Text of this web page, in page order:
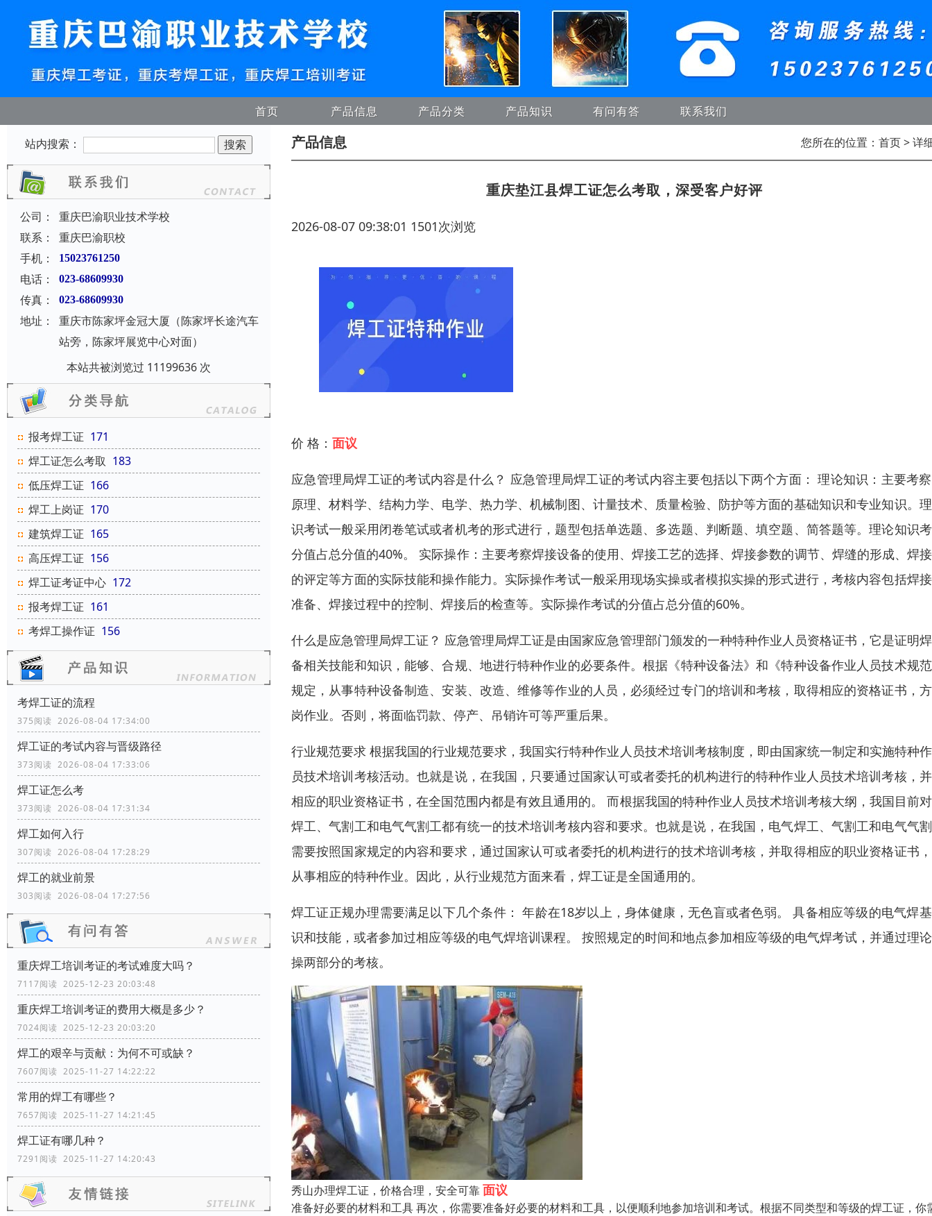
首页 产品信息 产品分类 产品知识 有问有答 联系我们
站内搜索：
公司：
重庆巴渝职业技术学校
联系：
重庆巴渝职校
手机：
15023761250
电话： 023-68609930
传真： 023-68609930
地址：
重庆市陈家坪金冠大厦（陈家坪长途汽车
站旁，陈家坪展览中心对面）
本站共被浏览过 11199636 次
报考焊工证 171
焊工证怎么考取 183
低压焊工证 166
焊工上岗证 170
建筑焊工证 165
高压焊工证 156
焊工证考证中心 172
报考焊工证 161
考焊工操作证 156
考焊工证的流程
375阅读 2026-08-04 17:34:00
焊工证的考试内容与晋级路径
373阅读 2026-08-04 17:33:06
焊工证怎么考
373阅读 2026-08-04 17:31:34
焊工如何入行
307阅读 2026-08-04 17:28:29
焊工的就业前景
303阅读 2026-08-04 17:27:56
重庆焊工培训考证的考试难度大吗？
7117阅读 2025-12-23 20:03:48
重庆焊工培训考证的费用大概是多少？
7024阅读 2025-12-23 20:03:20
焊工的艰辛与贡献：为何不可或缺？
7607阅读 2025-11-27 14:22:22
常用的焊工有哪些？
7657阅读 2025-11-27 14:21:45
焊工证有哪几种？
7291阅读 2025-11-27 14:20:43
产品信息 您所在的位置： 首页> 详
重庆垫江县焊工证怎么考取，深受客户好评
2026-08-07 09:38:01 1501次浏览
价 格： 面议
应急管理局焊工证的考试内容是什么？ 应急管理局焊工证的考试内容主要包括以下两个方面： 理论知识：主要考
原理、材料学、结构力学、电学、热力学、机械制图、计量技术、质量检验、防护等方面的基础知识和专业知识。
识考试一般采用闭卷笔试或者机考的形式进行，题型包括单选题、多选题、判断题、填空题、简答题等。理论知识
分值占总分值的40%。 实际操作：主要考察焊接设备的使用、焊接工艺的选择、焊接参数的调节、焊缝的形成、焊
的评定等方面的实际技能和操作能力。实际操作考试一般采用现场实操或者模拟实操的形式进行，考核内容包括焊
准备、焊接过程中的控制、焊接后的检查等。实际操作考试的分值占总分值的60%。
什么是应急管理局焊工证？ 应急管理局焊工证是由国家应急管理部门颁发的一种特种作业人员资格证书，它是证明
备相关技能和知识，能够、合规、地进行特种作业的必要条件。根据《特种设备法》和《特种设备作业人员技术规
规定，从事特种设备制造、安装、改造、维修等作业的人员，必须经过专门的培训和考核，取得相应的资格证书，
岗作业。否则，将面临罚款、停产、吊销许可等严重后果。
行业规范要求 根据我国的行业规范要求，我国实行特种作业人员技术培训考核制度，即由国家统一制定和实施特种
员技术培训考核活动。也就是说，在我国，只要通过国家认可或者委托的机构进行的特种作业人员技术培训考核，
相应的职业资格证书，在全国范围内都是有效且通用的。 而根据我国的特种作业人员技术培训考核大纲，我国目前
焊工、气割工和电气气割工都有统一的技术培训考核内容和要求。也就是说，在我国，电气焊工、气割工和电气气
需要按照国家规定的内容和要求，通过国家认可或者委托的机构进行的技术培训考核，并取得相应的职业资格证书
从事相应的特种作业。因此，从行业规范方面来看，焊工证是全国通用的。
焊工证正规办理需要满足以下几个条件： 年龄在18岁以上，身体健康，无色盲或者色弱。 具备相应等级的电气焊
识和技能，或者参加过相应等级的电气焊培训课程。 按照规定的时间和地点参加相应等级的电气焊考试，并通过理
操两部分的考核。
秀山办理焊工证，价格合理，安全可靠面议
准备好必要的材料和工具 再次，你需要准备好必要的材料和工具，以便顺利地参加培训和考试。根据不同类型和等级的焊工证，你